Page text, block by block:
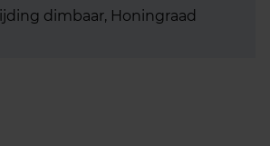
dimbaar, Honingraad